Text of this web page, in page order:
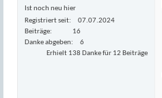
Ist noch neu hier
Registriert seit
07.07.2024
Beiträge
16
Danke abgeben
6
Erhielt 138 Danke für 12 Beiträge